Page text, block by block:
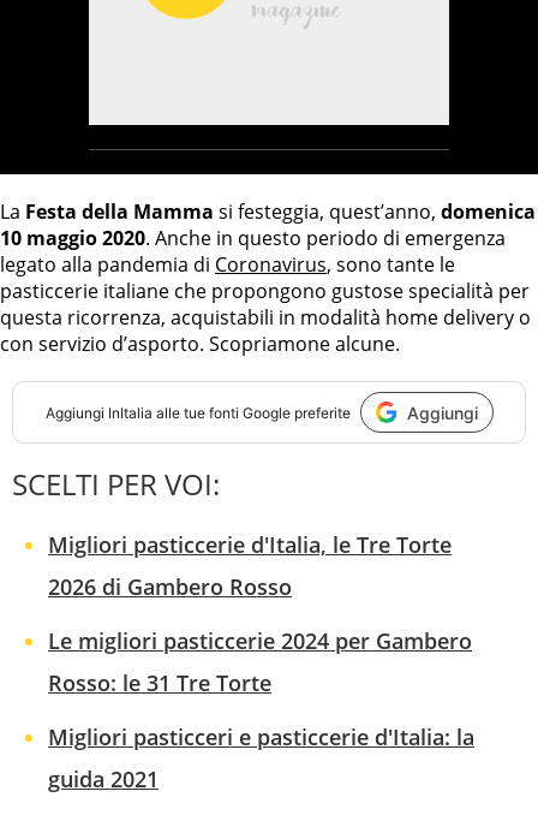
La Festa della Mamma si festeggia, quest’anno, domenica
10 maggio 2020. Anche in questo periodo di emergenza
legato alla pandemia di Coronavirus, sono tante le
pasticcerie italiane che propongono gustose specialità per
questa ricorrenza, acquistabili in modalità home delivery o
con servizio d’asporto. Scopriamone alcune.
Aggiungi InItalia alle tue fonti Google preferite Aggiungi
SCELTI PER VOI:
Migliori pasticcerie d'Italia, le Tre Torte
2026 di Gambero Rosso
Le migliori pasticcerie 2024 per Gambero
Rosso: le 31 Tre Torte
Migliori pasticceri e pasticcerie d'Italia: la
guida 2021